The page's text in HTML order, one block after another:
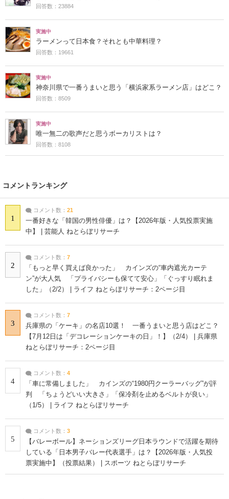
回答数：23884
実施中
ラーメンって日本食？それとも中華料理？
回答数：19661
実施中
神奈川県で一番うまいと思う「横浜家系ラーメン店」はどこ？
回答数：8509
実施中
唯一無二の歌声だと思うボーカリストは？
回答数：8108
コメントランキング
1
コメント数： 21
一番好きな「韓国の男性俳優」は？【2026年版・人気投票実施
中】 | 芸能人 ねとらぼリサーチ
2
コメント数： 7
「もっと早く買えば良かった」 カインズの“車内遮光カーテ
ン”が大人気 「プライバシーも保てて安心」「ぐっすり眠れま
した」（2/2） | ライフ ねとらぼリサーチ：2ページ目
3
コメント数： 7
兵庫県の「ケーキ」の名店10選！ 一番うまいと思う店はどこ？
【7月12日は「デコレーションケーキの日」！】（2/4） | 兵庫県
ねとらぼリサーチ：2ページ目
4
コメント数： 4
「車に常備しました」 カインズの“1980円クーラーバッグ”が評
判 「ちょうどいい大きさ」「保冷剤を止めるベルトが良い」
（1/5） | ライフ ねとらぼリサーチ
5
コメント数： 3
【バレーボール】ネーションズリーグ日本ラウンドで活躍を期待
している「日本男子バレー代表選手」は？【2026年版・人気投
票実施中】（投票結果） | スポーツ ねとらぼリサーチ